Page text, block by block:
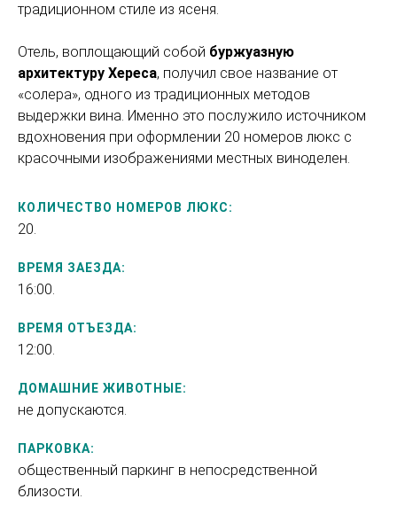
традиционном стиле из ясеня.
Отель, воплощающий собой буржуазную
архитектуру Хереса, получил свое название от
«солера», одного из традиционных методов
выдержки вина. Именно это послужило источником
вдохновения при оформлении 20 номеров люкс с
красочными изображениями местных виноделен.
КОЛИЧЕСТВО НОМЕРОВ ЛЮКС:
20.
ВРЕМЯ ЗАЕЗДА:
16:00.
ВРЕМЯ ОТЪЕЗДА:
12:00.
ДОМАШНИЕ ЖИВОТНЫЕ:
не допускаются.
ПАРКОВКА:
общественный паркинг в непосредственной
близости.